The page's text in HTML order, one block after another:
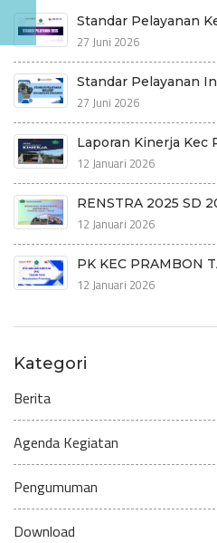
Standar Pelayanan
27 Juni 2026
Standar Pelayanan
27 Juni 2026
Laporan Kinerja Kec
12 Januari 2026
RENSTRA 2025 SD
12 Januari 2026
PK KEC PRAMBON
12 Januari 2026
Kategori
Berita
Agenda Kegiatan
Pengumuman
Download